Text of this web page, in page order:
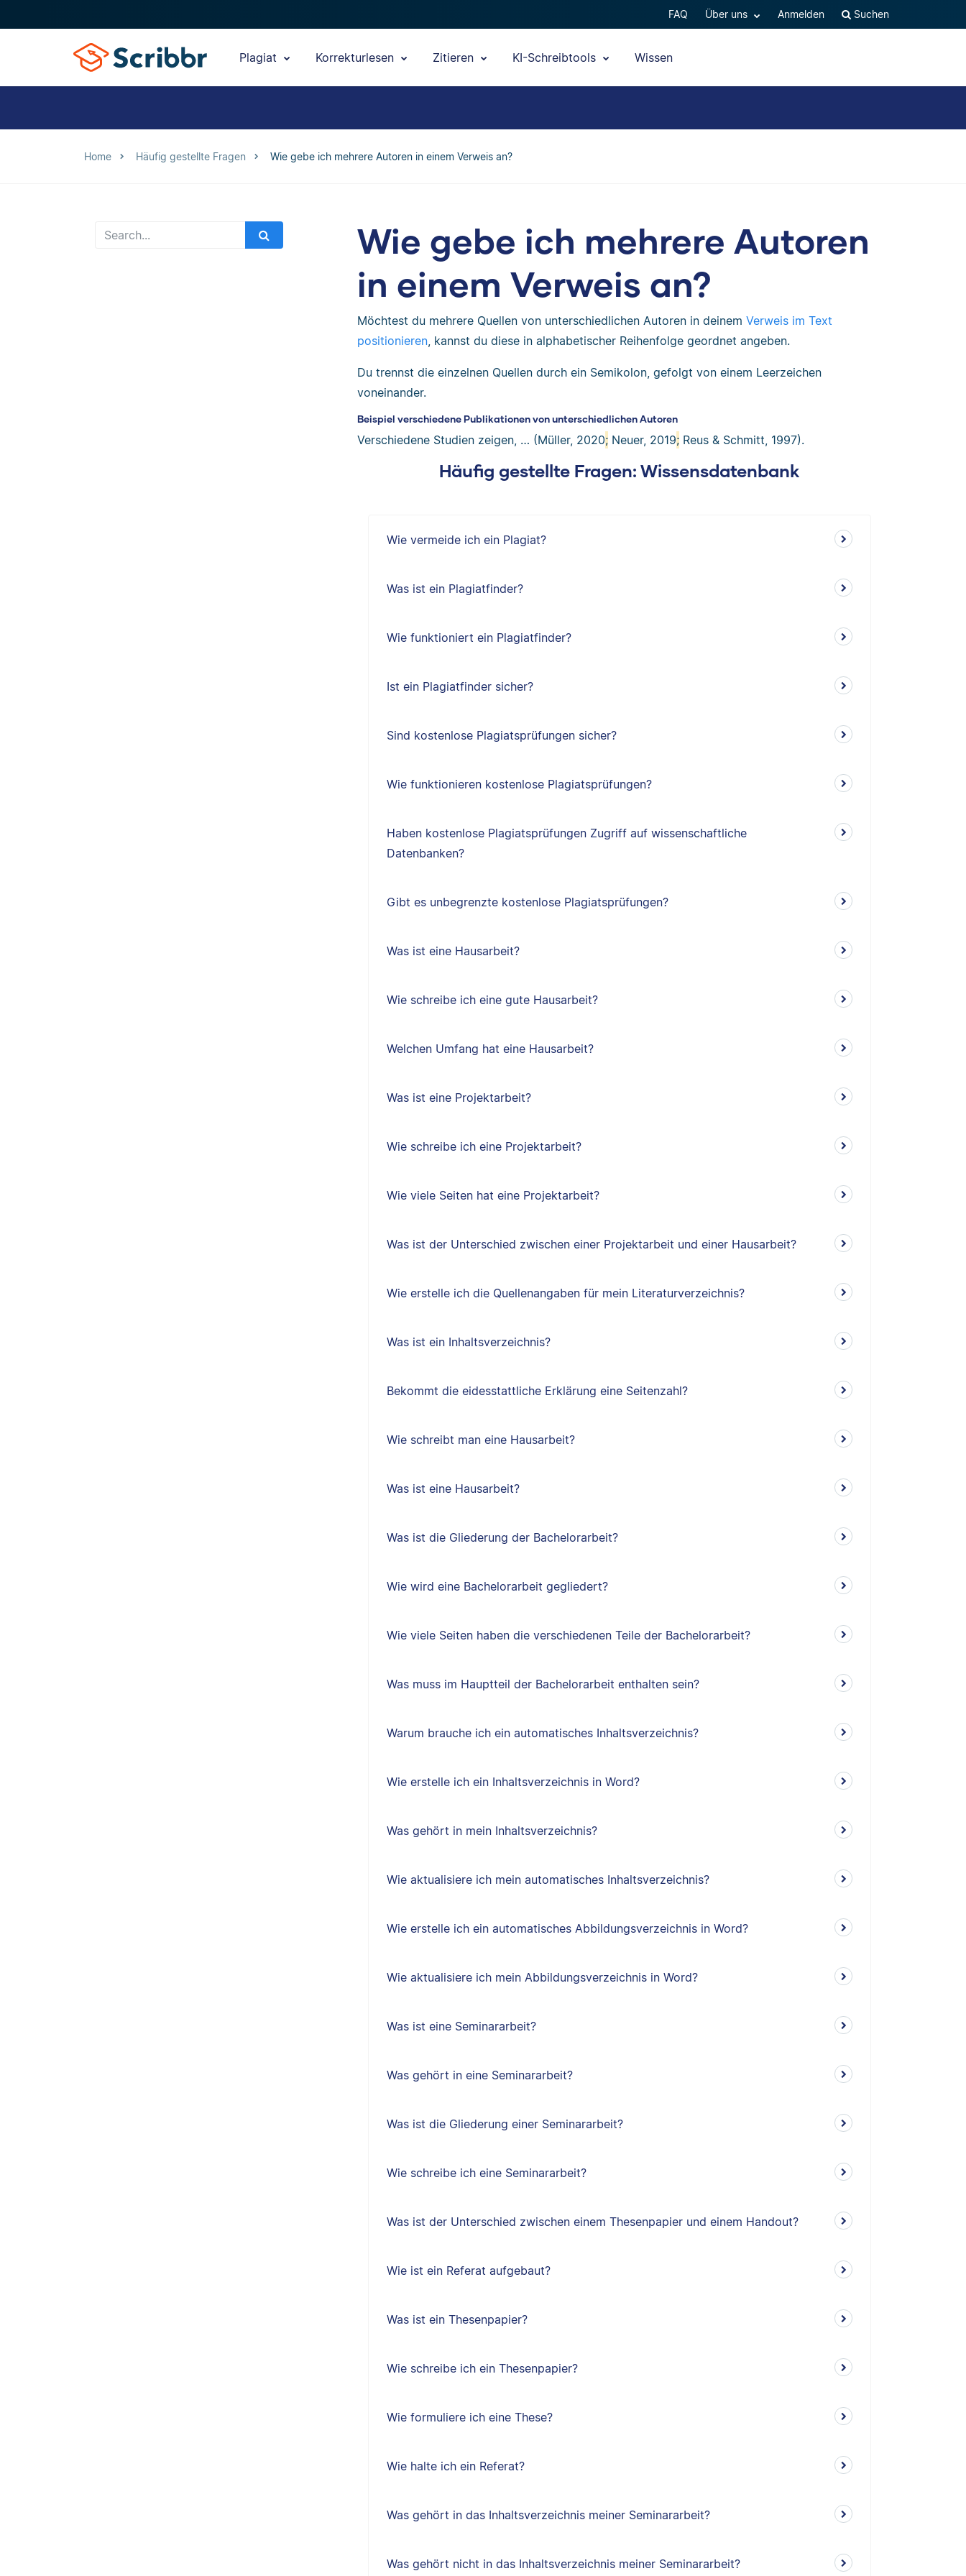
FAQ Über uns Anmelden Suchen
Plagiat Korrekturlesen Zitieren KI-Schreibtools Wissen
Home Häufig gestellte Fragen Wie gebe ich mehrere Autoren in einem Verweis an?
Wie gebe ich mehrere Autoren
in einem Verweis an?
Möchtest du mehrere Quellen von unterschiedlichen Autoren in deinem Verweis im Text
positionieren, kannst du diese in alphabetischer Reihenfolge geordnet angeben.
Du trennst die einzelnen Quellen durch ein Semikolon, gefolgt von einem Leerzeichen
voneinander.
Beispiel verschiedene Publikationen von unterschiedlichen Autoren
Verschiedene Studien zeigen, … (Müller, 2020;Neuer, 2019;Reus & Schmitt, 1997).
Häufig gestellte Fragen: Wissensdatenbank
Wie vermeide ich ein Plagiat?
Was ist ein Plagiatfinder?
Wie funktioniert ein Plagiatfinder?
Ist ein Plagiatfinder sicher?
Sind kostenlose Plagiatsprüfungen sicher?
Wie funktionieren kostenlose Plagiatsprüfungen?
Haben kostenlose Plagiatsprüfungen Zugriff auf wissenschaftliche
Datenbanken?
Gibt es unbegrenzte kostenlose Plagiatsprüfungen?
Was ist eine Hausarbeit?
Wie schreibe ich eine gute Hausarbeit?
Welchen Umfang hat eine Hausarbeit?
Was ist eine Projektarbeit?
Wie schreibe ich eine Projektarbeit?
Wie viele Seiten hat eine Projektarbeit?
Was ist der Unterschied zwischen einer Projektarbeit und einer Hausarbeit?
Wie erstelle ich die Quellenangaben für mein Literaturverzeichnis?
Was ist ein Inhaltsverzeichnis?
Bekommt die eidesstattliche Erklärung eine Seitenzahl?
Wie schreibt man eine Hausarbeit?
Was ist eine Hausarbeit?
Was ist die Gliederung der Bachelorarbeit?
Wie wird eine Bachelorarbeit gegliedert?
Wie viele Seiten haben die verschiedenen Teile der Bachelorarbeit?
Was muss im Hauptteil der Bachelorarbeit enthalten sein?
Warum brauche ich ein automatisches Inhaltsverzeichnis?
Wie erstelle ich ein Inhaltsverzeichnis in Word?
Was gehört in mein Inhaltsverzeichnis?
Wie aktualisiere ich mein automatisches Inhaltsverzeichnis?
Wie erstelle ich ein automatisches Abbildungsverzeichnis in Word?
Wie aktualisiere ich mein Abbildungsverzeichnis in Word?
Was ist eine Seminararbeit?
Was gehört in eine Seminararbeit?
Was ist die Gliederung einer Seminararbeit?
Wie schreibe ich eine Seminararbeit?
Was ist der Unterschied zwischen einem Thesenpapier und einem Handout?
Wie ist ein Referat aufgebaut?
Was ist ein Thesenpapier?
Wie schreibe ich ein Thesenpapier?
Wie formuliere ich eine These?
Wie halte ich ein Referat?
Was gehört in das Inhaltsverzeichnis meiner Seminararbeit?
Was gehört nicht in das Inhaltsverzeichnis meiner Seminararbeit?